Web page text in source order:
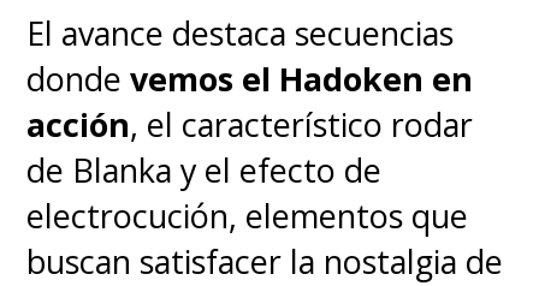
Este 2021 tendremosuna nueva
temporada del anime, a cargo
del mismo estudio ufotable, que
adaptará el arco del"Distrito
del Entretenimiento", el
octavo del manga deKoyoharu
El avance destaca secuencias
dondevemos el Hadoken en
acción, el característico rodar
de Blanka y el efecto de
electrocución, elementos que
buscan satisfacer la nostalgia de